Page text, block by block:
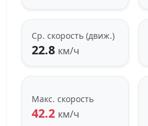
Ср. скорость (движ.)
22.8 км/ч
Макс. скорость
42.2 км/ч